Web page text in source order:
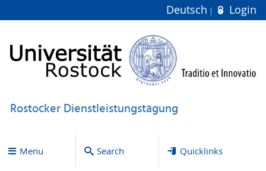
Deutsch Login
Rostocker Dienstleistungstagung
Menu Search Quicklinks